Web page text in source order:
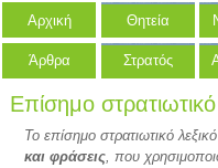
Αρχική Θητεία
Άρθρα Στρατός
Επίσημο στρατιωτικό
Το επίσημο στρατιωτικό
και φράσεις, που